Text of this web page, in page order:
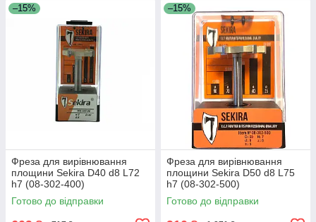
–15%
Фреза для вирівнювання
площини Sekira D40 d8 L72
h7 (08-302-400)
Готово до відправки
–15%
Фреза для вирівнювання
площини Sekira D50 d8 L75
h7 (08-302-500)
Готово до відправки